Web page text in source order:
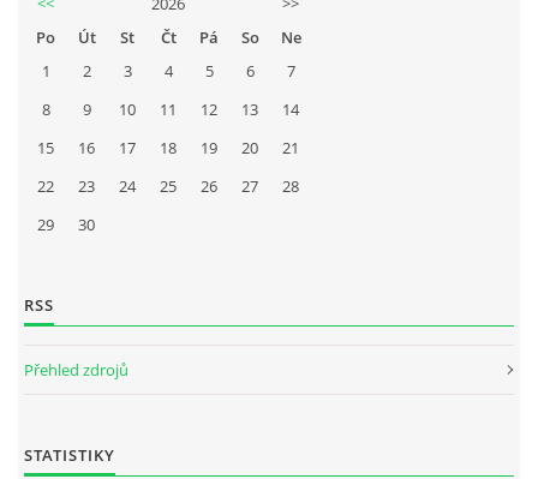
Po
Út St Čt Pá So
Ne
1
2 3 4 5 6
7
8
9 10 11 12 13
14
15
16 17 18 19 20
21
22
23 24 25 26 27
28
29
30
RSS
Přehled zdrojů
STATISTIKY